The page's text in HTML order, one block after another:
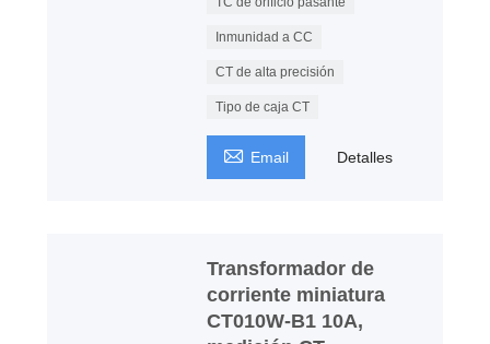
Inmunidad a CC
CT de alta precisión
Tipo de caja CT
 Email Detalles
Transformador de
corriente miniatura
CT010W-B1 10A,